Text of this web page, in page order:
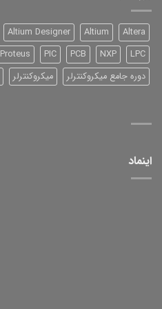
آن
Altera
Altium
Altium Designer
LPC
NXP
PCB
PIC
Proteus
دوره جامع میکروکنترلر
میکروکنترلر
اینماد